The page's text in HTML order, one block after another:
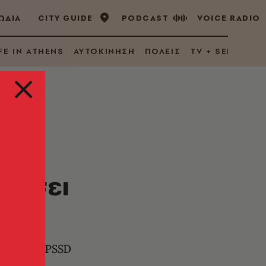
CITY GUIDE PODCAST VOICE RADIO
IN ATHENS ΑΥΤΟΚΙΝΗΣΗ ΠΟΛΕΙΣ TV + SERIES
PSSD